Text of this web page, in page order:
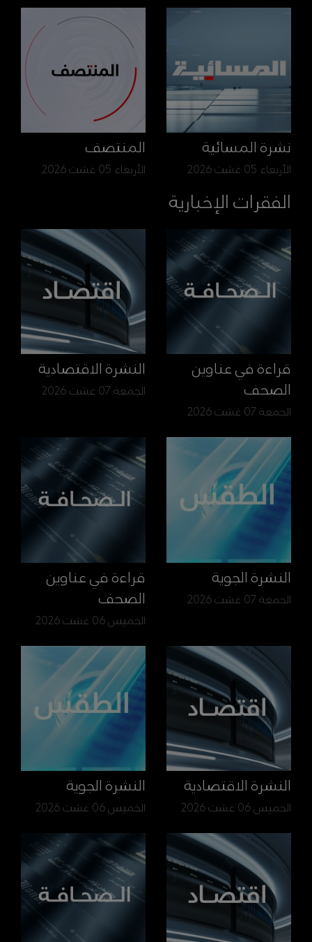
نشرة المسائية
الأربعاء 05 غشت 2026
المنتصف
الأربعاء 05 غشت 2026
الفقرات الإخبارية
قراءة في عناوين
الصحف
الجمعة 07 غشت 2026
النشرة الاقتصادية
الجمعة 07 غشت 2026
النشرة الجوية
الجمعة 07 غشت 2026
قراءة في عناوين
الصحف
الخميس 06 غشت 2026
النشرة الاقتصادية
الخميس 06 غشت 2026
النشرة الجوية
الخميس 06 غشت 2026